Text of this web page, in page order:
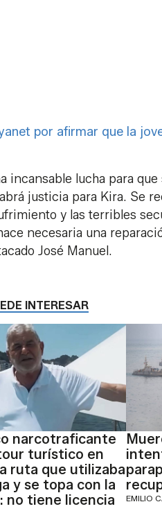
por afirmar que la
incansable lucha para
justicia para Kira. Se
y las terribles
necesaria una
José Manuel.
INTERESAR
narcotraficante
turístico en
ruta que utilizaba
y se topa con la
no tiene licencia
EMILIO